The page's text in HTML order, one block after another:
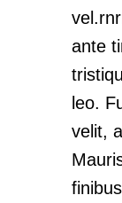
ante
leo.
velit,